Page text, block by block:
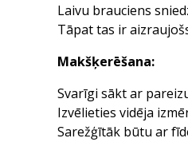
Laivu brauciens
Tāpat tas ir
Makšķerēšana:
Svarīgi sākt ar
Izvēlieties vidēja
Sarežģītāk būtu ar